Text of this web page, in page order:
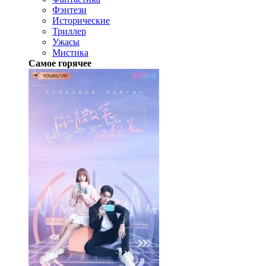
Фэнтези
Исторические
Триллер
Ужасы
Мистика
Самое горячее